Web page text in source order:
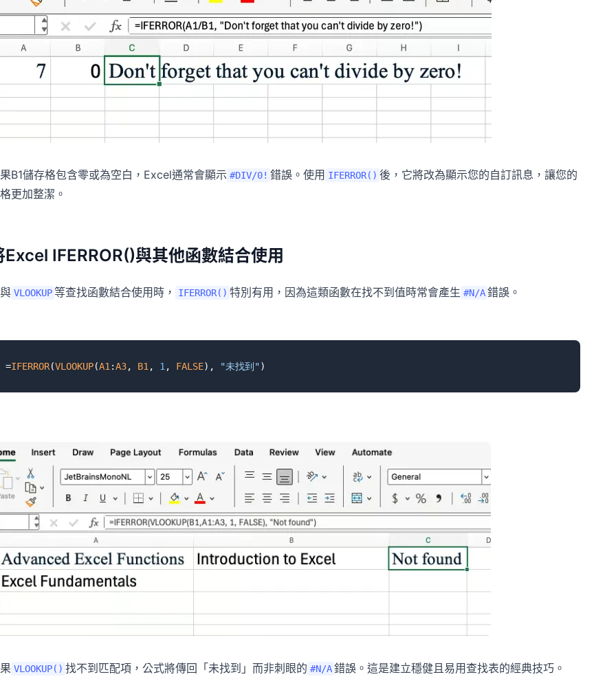
B1儲存格包含零或為空白，Excel通常會顯示 #DIV/0! 錯誤。使用 IFERROR() 後，它將改為顯示您的自訂訊息，讓您的
更加整潔。
Excel IFERROR()與其他函數結合使用
VLOOKUP 等查找函數結合使用時， IFERROR() 特別有用，因為這類函數在找不到值時常會產生 #N/A 錯誤。
=IFERROR(VLOOKUP(A1 :A3, B1 , 1 , FALSE), "未找到"
VLOOKUP() 找不到匹配項，公式將傳回「未找到」而非刺眼的 #N/A 錯誤。這是建立穩健且易用查找表的經典技巧。